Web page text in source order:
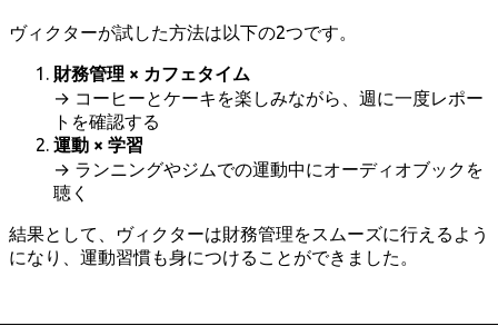
ヴィクターが試した方法は以下の2つです。
財務管理 × カフェタイム
→ コーヒーとケーキを楽しみながら、週に一度レポー
トを確認する
運動 × 学習
→ ランニングやジムでの運動中にオーディオブックを
聴く
結果として、ヴィクターは財務管理をスムーズに行えるよう
になり、運動習慣も身につけることができました。